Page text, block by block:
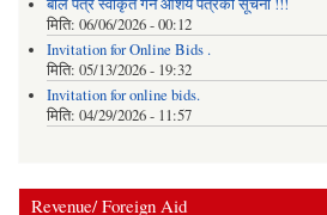
बोल पत्र स्वीकृत गर्ने आशय पत्रको सूचना !!!
मिति: 06/06/2026 - 00:12
Invitation for Online Bids .
मिति: 05/13/2026 - 19:32
Invitation for online bids.
मिति: 04/29/2026 - 11:57
Revenue/ Foreign Aid